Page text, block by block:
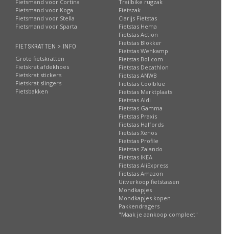
Fietsmand voor Cortina
Fietsmand voor Koga
Fietsmand voor Stella
Fietsmand voor Sparta
FIETSKRATTEN > INFO
Grote fietskratten
Fietskrat afdekhoes
Fietskrat stickers
Fietskrat slingers
Fietsbakken
Trailbike rugzak
Fietszak
Clarijs Fietstas
Fietstas Hema
Fietstas Action
Fietstas Blokker
Fietstas Wehkamp
Fietstas Bol.com
Fietstas Decathlon
Fietstas ANWB
Fietstas Coolblue
Fietstas Marktplaats
Fietstas Aldi
Fietstas Gamma
Fietstas Praxis
Fietstas Halfords
Fietstas Xenos
Fietstas Profile
Fietstas Zalando
Fietstas IKEA
Fietstas AliExpress
Fietstas Amazon
Uitverkoop fietstassen
Mondkapjes
Mondkapjes kopen
Pakkendragers
"Maak je aankoop compleet"